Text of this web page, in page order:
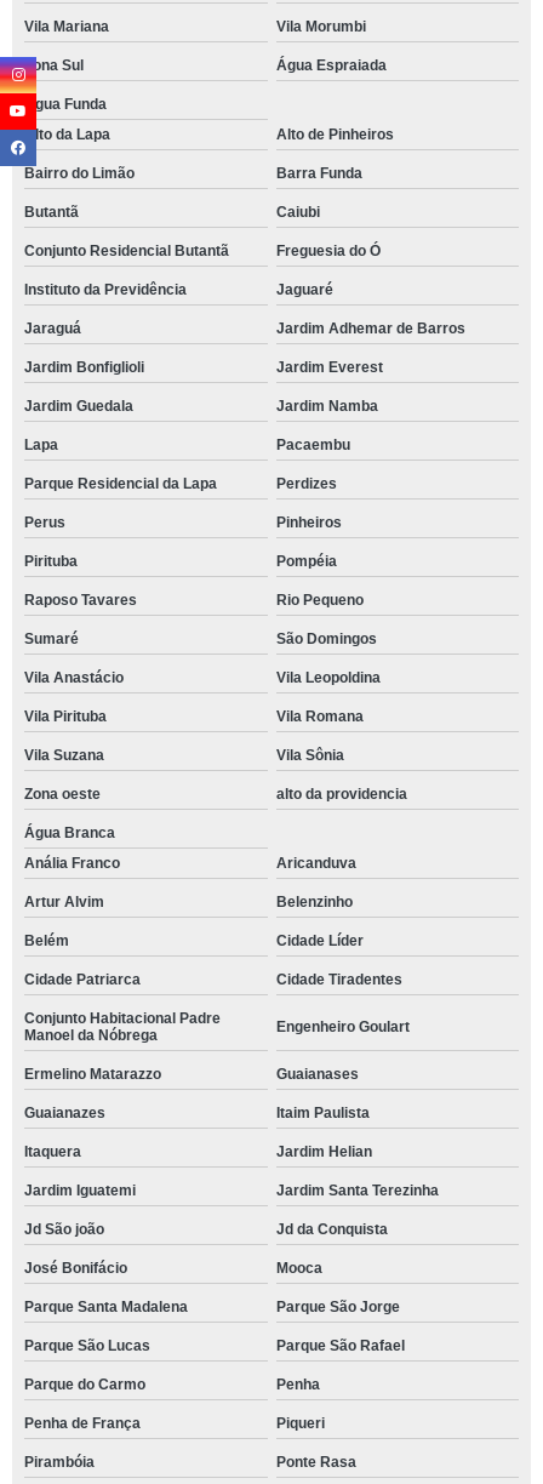
Vila Mariana Vila Morumbi
Zona Sul Água Espraiada
Água Funda
Alto da Lapa
Alto de Pinheiros
Bairro do Limão Barra Funda
Butantã Caiubi
Conjunto Residencial Butantã Freguesia do Ó
Instituto da Previdência Jaguaré
Jaraguá Jardim Adhemar de Barros
Jardim Bonfiglioli Jardim Everest
Jardim Guedala Jardim Namba
Lapa Pacaembu
Parque Residencial da Lapa Perdizes
Perus Pinheiros
Pirituba Pompéia
Raposo Tavares Rio Pequeno
Sumaré São Domingos
Vila Anastácio Vila Leopoldina
Vila Pirituba Vila Romana
Vila Suzana Vila Sônia
Zona oeste alto da providencia
Água Branca
Anália Franco
Aricanduva
Artur Alvim Belenzinho
Belém Cidade Líder
Cidade Patriarca Cidade Tiradentes
Conjunto Habitacional Padre
Manoel da Nóbrega
Engenheiro Goulart
Ermelino Matarazzo Guaianases
Guaianazes Itaim Paulista
Itaquera Jardim Helian
Jardim Iguatemi Jardim Santa Terezinha
Jd São joão Jd da Conquista
José Bonifácio Mooca
Parque Santa Madalena Parque São Jorge
Parque São Lucas Parque São Rafael
Parque do Carmo Penha
Penha de França Piqueri
Pirambóia Ponte Rasa